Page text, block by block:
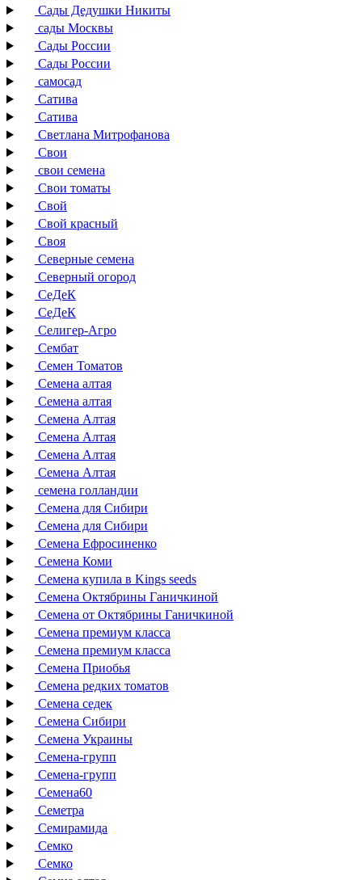
Сады Дедушки Никиты
сады Москвы
Сады России
Сады России
самосад
Сатива
Сатива
Светлана Митрофанова
Свои
свои семена
Свои томаты
Свой
Свой красный
Своя
Северные семена
Северный огород
СеДеК
СеДеК
Селигер-Агро
Сембат
Семен Томатов
Семена алтая
Семена алтая
Семена Алтая
Семена Алтая
Семена Алтая
Семена Алтая
семена голландии
Семена для Сибири
Семена для Сибири
Семена Ефросиненко
Семена Коми
Семена купила в Kings seeds
Семена Октябрины Ганичкиной
Семена от Октябрины Ганичкиной
Семена премиум класса
Семена премиум класса
Семена Приобья
Семена редких томатов
Семена седек
Семена Сибири
Семена Украины
Семена-групп
Семена-групп
Семена60
Семетра
Семирамида
Семко
Семко